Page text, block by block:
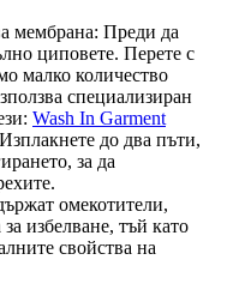
мембрана: Преди да
циповете. Перете с
малко количество
специализиран
Wash In Garment
до два пъти,
за да
омекотители,
избелване, тъй като
свойства на